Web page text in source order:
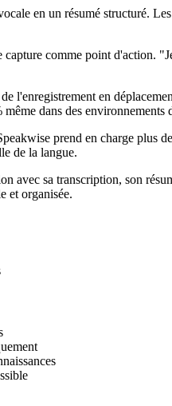
en un résumé structuré.
comme point d'action.
l'enregistrement en
dans des environnements
prend en charge plus
de la langue.
avec sa transcription, son
et organisée.